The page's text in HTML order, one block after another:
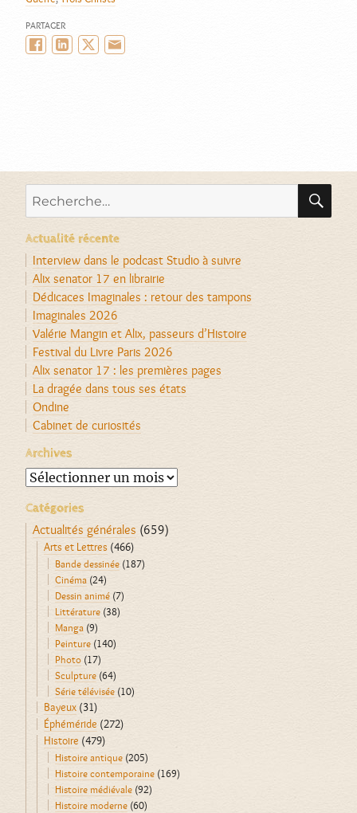
PARTAGER
FacebookLinkedInTwitter/X
pour :
Actualité récente
Interview dans le podcast Studio à suivre
Alix senator 17 en librairie
Dédicaces Imaginales : retour des tampons
Imaginales 2026
Valérie Mangin et Alix, passeurs d’Histoire
Festival du Livre Paris 2026
Alix senator 17 : les premières pages
La dragée dans tous ses états
Ondine
Cabinet de curiosités
Archives
Archives
Catégories
Actualités générales (659)
Arts et Lettres (466)
Bande dessinée (187)
Cinéma (24)
Dessin animé (7)
Littérature (38)
Manga (9)
Peinture (140)
Photo (17)
Sculpture (64)
Série télévisée (10)
Bayeux (31)
Éphéméride (272)
Histoire (479)
Histoire antique (205)
Histoire contemporaine (169)
Histoire médiévale (92)
Histoire moderne (60)